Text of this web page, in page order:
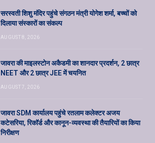
सरस्वती शिशु मंदिर पहुंचे संगठन मंत्री योगेश शर्मा, बच्चों को
दिलाया संस्कारों का संकल्प
AUGUST 8, 2026
जावरा की माइलस्टोन अकैडमी का शानदार प्रदर्शन, 2 छात्र
NEET और 2 छात्र JEE में चयनित
AUGUST 7, 2026
जावरा SDM कार्यालय पहुंचे रतलाम कलेक्टर अजय
कटेसरिया, रिकॉर्ड और कानून-व्यवस्था की तैयारियों का किया
निरीक्षण